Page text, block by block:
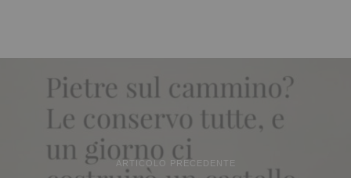
ARTICOLO PRECEDENTE